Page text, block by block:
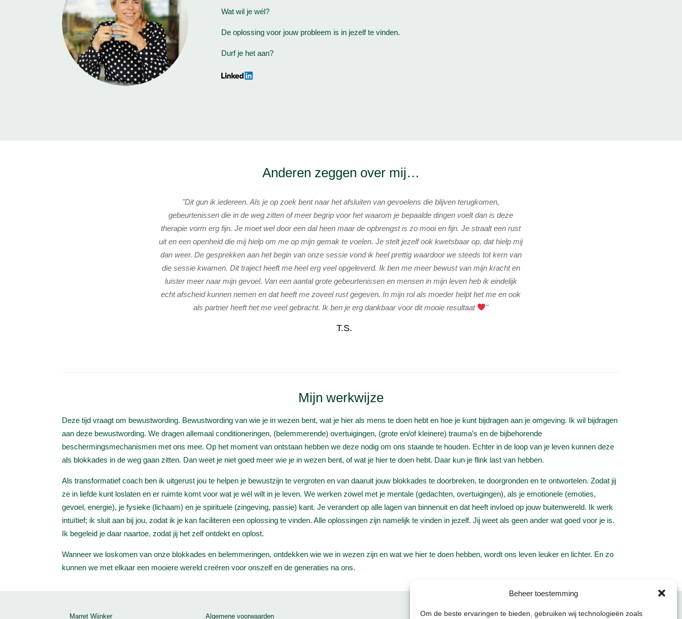
Beheer toestemming
Om de beste ervaringen te bieden, gebruiken wij technologieën zoals
Wat wil je wél?
De oplossing voor jouw probleem is in jezelf te vinden.
Durf je het aan?
Anderen zeggen over mij…
"Dit gun ik iedereen. Als je op zoek bent naar het afsluiten van gevoelens die blijven terugkomen,
gebeurtenissen die in de weg zitten of meer begrip voor het waarom je bepaalde dingen voelt dan is deze
therapie vorm erg fijn. Je moet wel door een dal heen maar de opbrengst is zo mooi en fijn. Je straalt een rust
uit en een openheid die mij hielp om me op mijn gemak te voelen. Je stelt jezelf ook kwetsbaar op, dat hielp mij
dan weer. De gesprekken aan het begin van onze sessie vond ik heel prettig waardoor we steeds tot kern van
die sessie kwamen. Dit traject heeft me heel erg veel opgeleverd. Ik ben me meer bewust van mijn kracht en
luister meer naar mijn gevoel. Van een aantal grote gebeurtenissen en mensen in mijn leven heb ik eindelijk
echt afscheid kunnen nemen en dat heeft me zoveel rust gegeven. In mijn rol als moeder helpt het me en ook
als partner heeft het me veel gebracht. Ik ben je erg dankbaar voor dit mooie resultaat
"
T.S.
Mijn werkwijze
Deze tijd vraagt om bewustwording. Bewustwording van wie je in wezen bent, wat je hier als mens te doen hebt en hoe je kunt bijdragen aan je omgeving. Ik wil bijdragen
aan deze bewustwording. We dragen allemaal conditioneringen, (belemmerende) overtuigingen, (grote en/of kleinere) trauma’s en de bijbehorende
beschermingsmechanismen met ons mee. Op het moment van ontstaan hebben we deze nodig om ons staande te houden. Echter in de loop van je leven kunnen deze
als blokkades in de weg gaan zitten. Dan weet je niet goed meer wie je in wezen bent, of wat je hier te doen hebt. Daar kun je flink last van hebben.
Als transformatief coach ben ik uitgerust jou te helpen je bewustzijn te vergroten en van daaruit jouw blokkades te doorbreken, te doorgronden en te ontwortelen. Zodat jij
ze in liefde kunt loslaten en er ruimte komt voor wat je wél wilt in je leven. We werken zowel met je mentale (gedachten, overtuigingen), als je emotionele (emoties,
gevoel, energie), je fysieke (lichaam) en je spirituele (zingeving, passie) kant. Je verandert op alle lagen van binnenuit en dat heeft invloed op jouw buitenwereld. Ik werk
intuïtief; ik sluit aan bij jou, zodat ik je kan faciliteren een oplossing te vinden. Alle oplossingen zijn namelijk te vinden in jezelf. Jij weet als geen ander wat goed voor je is.
Ik begeleid je daar naartoe, zodat jij het zelf ontdekt en oplost.
Wanneer we loskomen van onze blokkades en belemmeringen, ontdekken wie we in wezen zijn en wat we hier te doen hebben, wordt ons leven leuker en lichter. En zo
kunnen we met elkaar een mooiere wereld creëren voor onszelf en de generaties na ons.
Marret Wijnker Algemene voorwaarden